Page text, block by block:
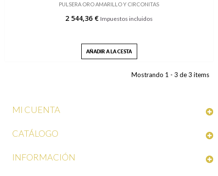
PULSERA ORO AMARILLO Y CIRCONITAS
2 544,36 € Impuestos incluidos
AÑADIR A LA CESTA
Mostrando 1 - 3 de 3 items
MI CUENTA
CATÁLOGO
INFORMACIÓN